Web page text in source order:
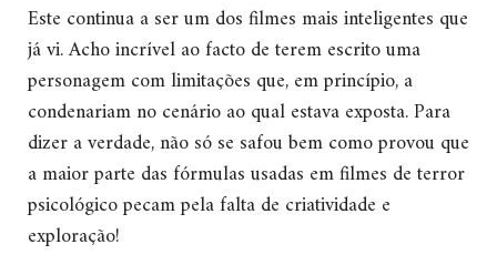
Este continua a ser um dos filmes mais inteligentes que
já vi. Acho incrível ao facto de terem escrito uma
personagem com limitações que, em princípio, a
condenariam no cenário ao qual estava exposta. Para
dizer a verdade, não só se safou bem como provou que
a maior parte das fórmulas usadas em filmes de terror
psicológico pecam pela falta de criatividade e
exploração!